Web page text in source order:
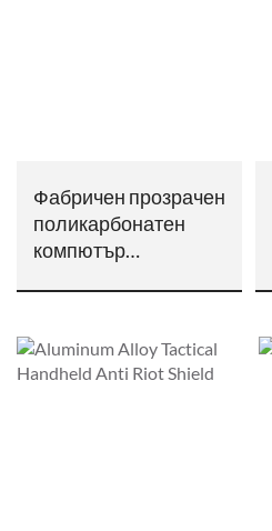
Фабричен прозрачен
поликарбонатен
компютър